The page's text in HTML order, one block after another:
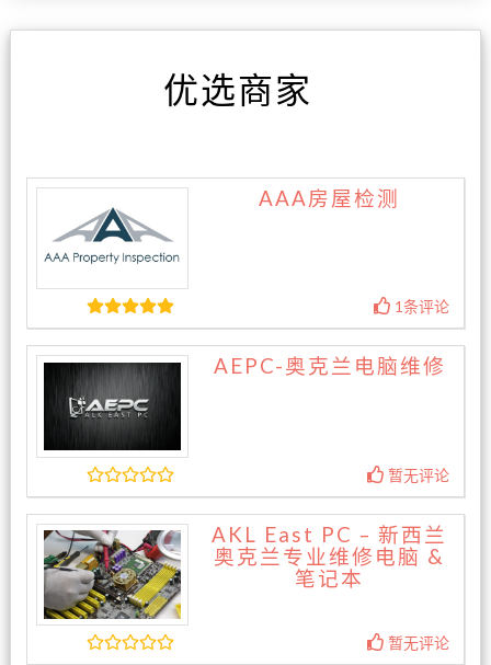
优选商家
AAA房屋检测
1条评论
AEPC-奥克兰电脑维修
暂无评论
AKL East PC – 新西兰
奥克兰专业维修电脑 &
笔记本
暂无评论